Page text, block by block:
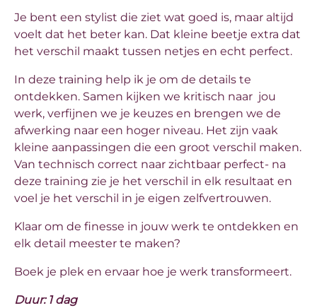
Je bent een stylist die ziet wat goed is, maar altijd
voelt dat het beter kan. Dat kleine beetje extra dat
het verschil maakt tussen netjes en echt perfect.
In deze training help ik je om de details te
ontdekken. Samen kijken we kritisch naar jou
werk, verfijnen we je keuzes en brengen we de
afwerking naar een hoger niveau. Het zijn vaak
kleine aanpassingen die een groot verschil maken.
Van technisch correct naar zichtbaar perfect- na
deze training zie je het verschil in elk resultaat en
voel je het verschil in je eigen zelfvertrouwen.
Klaar om de finesse in jouw werk te ontdekken en
elk detail meester te maken?
Boek je plek en ervaar hoe je werk transformeert.
Duur: 1 dag